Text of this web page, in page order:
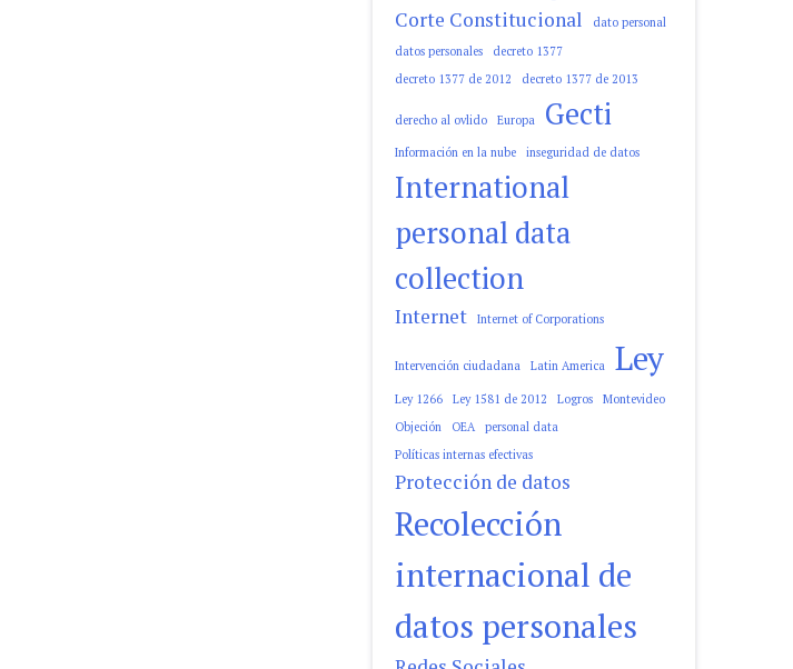
Corte Constitucional
dato personal
datos personales
decreto 1377
decreto 1377 de 2012
decreto 1377 de 2013
derecho al ovlido Europa Gecti
Información en la nube inseguridad de datos
International
personal data
collection
Internet Internet of Corporations
Intervención ciudadana Latin America Ley
Ley 1266 Ley 1581 de 2012 Logros
Montevideo
Objeción
OEA
personal data
Políticas internas efectivas
Protección de datos
Recolección
internacional de
datos personales